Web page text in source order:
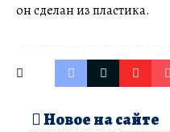
он сделан из пластика.
Новое на сайте